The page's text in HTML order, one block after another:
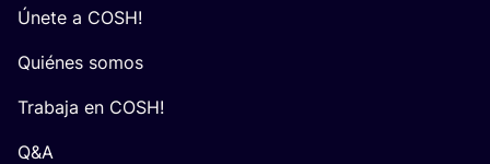
Únete a COSH!
Quiénes somos
Trabaja en COSH!
Q&A